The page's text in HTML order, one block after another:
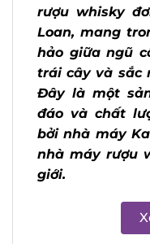
rượu whisky
Loan, mang
hoàn hảo
hương hoa
ấm của gỗ
rượu whisky
được chưng
một trong
nổi tiếng nhất